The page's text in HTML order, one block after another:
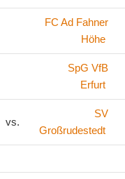
FC Ad Fahner
Höhe
SpG VfB
Erfurt
vs.
SV
Großrudestedt